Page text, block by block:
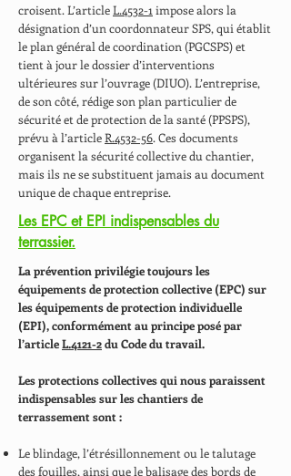
croisent. L’articleL.4532-1 impose alors la
désignation d’un coordonnateur SPS, qui établit
le plan général de coordination (PGCSPS) et
tient à jour le dossier d’interventions
ultérieures sur l’ouvrage (DIUO). L’entreprise,
de son côté, rédige son plan particulier de
sécurité et de protection de la santé (PPSPS),
prévu à l’articleR.4532-56. Ces documents
organisent la sécurité collective du chantier,
mais ils ne se substituent jamais au document
unique de chaque entreprise.
Les EPC et EPI indispensables du
terrassier.
La prévention privilégie toujours les
équipements de protection collective (EPC) sur
les équipements de protection individuelle
(EPI), conformément au principe posé par
l’articleL.4121-2du Code du travail.
Les protections collectives qui nous paraissent
indispensables sur les chantiers de
terrassement sont :
Le blindage, l’étrésillonnement ou le talutage
des fouilles, ainsi que le balisage des bords de